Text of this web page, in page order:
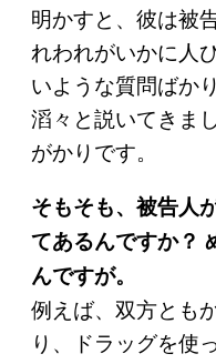
明かすと、彼は被
れわれがいかに人
いような質問ばか
滔々と説いてきま
がかりです。
そもそも、被告人
てあるんですか？
んですが。
例えば、双方とも
り、ドラッグを使